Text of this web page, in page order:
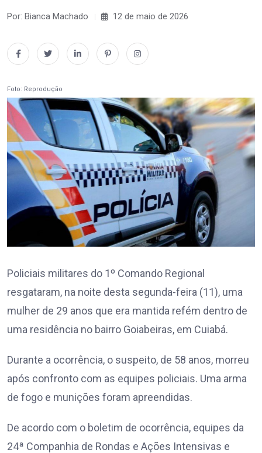
Por: Bianca Machado 12 de maio de 2026
Foto: Reprodução
Policiais militares do 1º Comando Regional
resgataram, na noite desta segunda-feira (11), uma
mulher de 29 anos que era mantida refém dentro de
uma residência no bairro Goiabeiras, em Cuiabá.
Durante a ocorrência, o suspeito, de 58 anos, morreu
após confronto com as equipes policiais. Uma arma
de fogo e munições foram apreendidas.
De acordo com o boletim de ocorrência, equipes da
24ª Companhia de Rondas e Ações Intensivas e